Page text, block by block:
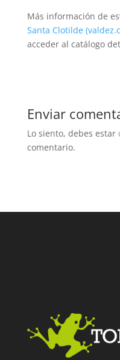
Más información de
Santa Clotilde
acceder al catálogo
Enviar
Lo siento, debes estar
comentario.